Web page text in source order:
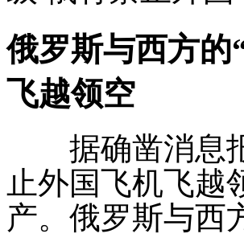
俄罗斯与西方的
飞越领空
据确凿消息报
止外国飞机飞越
产。俄罗斯与西